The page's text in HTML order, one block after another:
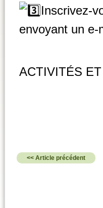
envoyant un e-
ACTIVITÉS
<< Article précédent